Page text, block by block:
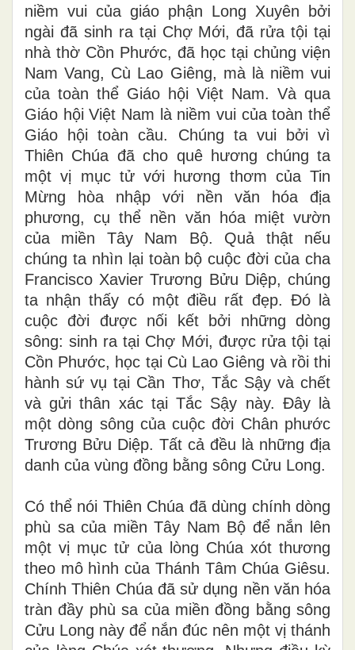
niềm vui của giáo phận Long Xuyên bởi
ngài đã sinh ra tại Chợ Mới, đã rửa tội tại
nhà thờ Cồn Phước, đã học tại chủng viện
Nam Vang, Cù Lao Giêng, mà là niềm vui
của toàn thể Giáo hội Việt Nam. Và qua
Giáo hội Việt Nam là niềm vui của toàn thể
Giáo hội toàn cầu. Chúng ta vui bởi vì
Thiên Chúa đã cho quê hương chúng ta
một vị mục tử với hương thơm của Tin
Mừng hòa nhập với nền văn hóa địa
phương, cụ thể nền văn hóa miệt vườn
của miền Tây Nam Bộ. Quả thật nếu
chúng ta nhìn lại toàn bộ cuộc đời của cha
Francisco Xavier Trương Bửu Diệp, chúng
ta nhận thấy có một điều rất đẹp. Đó là
cuộc đời được nối kết bởi những dòng
sông: sinh ra tại Chợ Mới, được rửa tội tại
Cồn Phước, học tại Cù Lao Giêng và rồi thi
hành sứ vụ tại Cần Thơ, Tắc Sậy và chết
và gửi thân xác tại Tắc Sậy này. Đây là
một dòng sông của cuộc đời Chân phước
Trương Bửu Diệp. Tất cả đều là những địa
danh của vùng đồng bằng sông Cửu Long.
Có thể nói Thiên Chúa đã dùng chính dòng
phù sa của miền Tây Nam Bộ để nắn lên
một vị mục tử của lòng Chúa xót thương
theo mô hình của Thánh Tâm Chúa Giêsu.
Chính Thiên Chúa đã sử dụng nền văn hóa
tràn đầy phù sa của miền đồng bằng sông
Cửu Long này để nắn đúc nên một vị thánh